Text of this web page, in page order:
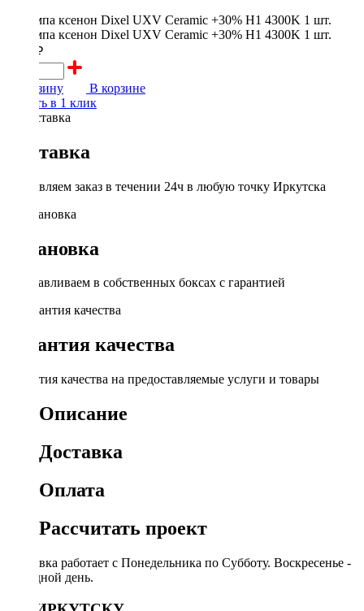
1000 ₽
В корзину
В корзине
Купить в 1 клик
Доставка
Доставляем заказ в течении 24ч в любую точку Иркутска
Установка
Устанавливаем в собственных боксах с гарантией
Гарантия качества
Гарантия качества на предоставляемые услуги и товары
Описание
Доставка
Оплата
Рассчитать проект
Доставка работает с Понедельника по Субботу. Воскресенье -
выходной день.